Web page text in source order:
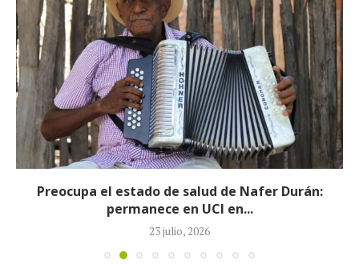
Preocupa el estado de salud de Nafer Durán:
permanece en UCI en...
23 julio, 2026